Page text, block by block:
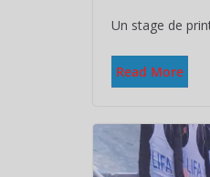
Un stage de
Read More